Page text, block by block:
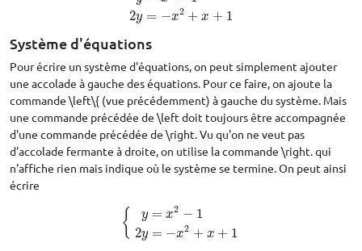
2y = −x2 + x + 1
y= −1 y= −x
Système d'équations
Pour écrire un système d'équations, on peut simplement ajouter
une accolade à gauche des équations. Pour ce faire, on ajoute la
commande \left\{ (vue précédemment) à gauche du système. Mais
une commande précédée de \left doit toujours être accompagnée
d'une commande précédée de \right. Vu qu'on ne veut pas
d'accolade fermante à droite, on utilise la commande \right. qui
n'affiche rien mais indique où le système se termine. On peut ainsi
écrire
{ y
2y
=
=
x2 − 1
−x2 + x + 1
=x 12 = x2